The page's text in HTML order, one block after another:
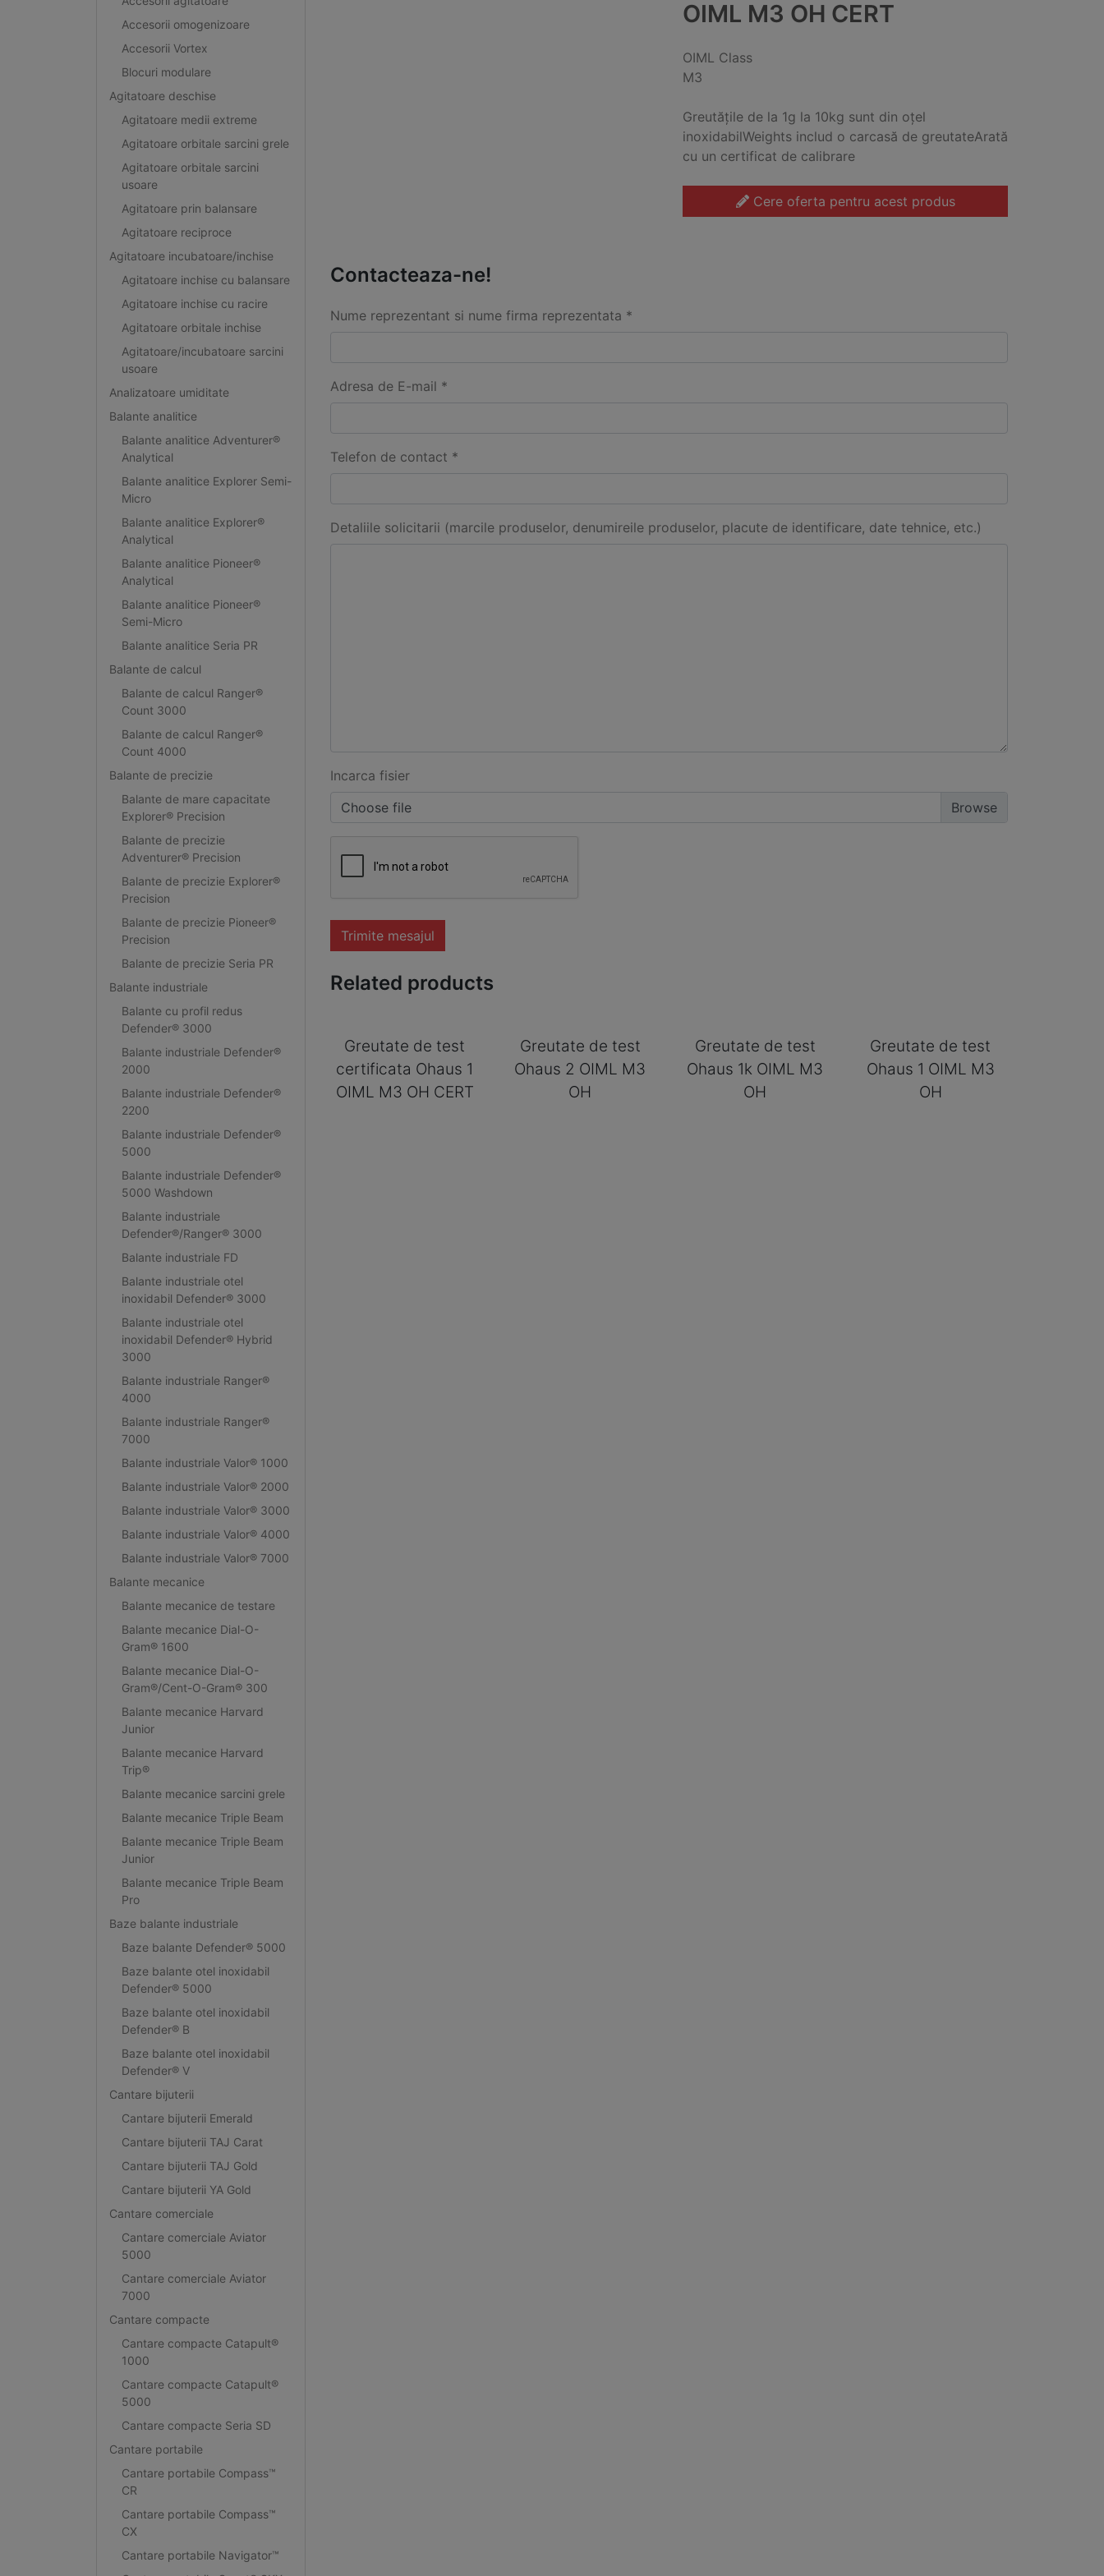
Accesorii omogenizoare
Accesorii Vortex
Blocuri modulare
Agitatoare deschise
Agitatoare medii extreme
Agitatoare orbitale sarcini grele
Agitatoare orbitale sarcini
usoare
Agitatoare prin balansare
Agitatoare reciproce
Agitatoare incubatoare/inchise
Agitatoare inchise cu balansare
Agitatoare inchise cu racire
Agitatoare orbitale inchise
Agitatoare/incubatoare sarcini
usoare
Analizatoare umiditate
Balante analitice
Balante analitice Adventurer®
Analytical
Balante analitice Explorer Semi-
Micro
Balante analitice Explorer®
Analytical
Balante analitice Pioneer®
Analytical
Balante analitice Pioneer®
Semi-Micro
Balante analitice Seria PR
Balante de calcul
Balante de calcul Ranger®
Count 3000
Balante de calcul Ranger®
Count 4000
Balante de precizie
Balante de mare capacitate
Explorer® Precision
Balante de precizie
Adventurer® Precision
Balante de precizie Explorer®
Precision
Balante de precizie Pioneer®
Precision
Balante de precizie Seria PR
Balante industriale
Balante cu profil redus
Defender® 3000
Balante industriale Defender®
2000
Balante industriale Defender®
2200
Balante industriale Defender®
5000
Balante industriale Defender®
5000 Washdown
Balante industriale
Defender®/Ranger® 3000
Balante industriale FD
Balante industriale otel
inoxidabil Defender® 3000
Balante industriale otel
inoxidabil Defender® Hybrid
3000
Balante industriale Ranger®
4000
Balante industriale Ranger®
7000
Balante industriale Valor® 1000
Balante industriale Valor® 2000
Balante industriale Valor® 3000
Balante industriale Valor® 4000
Balante industriale Valor® 7000
Balante mecanice
Balante mecanice de testare
Balante mecanice Dial-O-
Gram® 1600
Balante mecanice Dial-O-
Gram®/Cent-O-Gram® 300
Balante mecanice Harvard
Junior
Balante mecanice Harvard
Trip®
Balante mecanice sarcini grele
Balante mecanice Triple Beam
Balante mecanice Triple Beam
Junior
Balante mecanice Triple Beam
Pro
Baze balante industriale
Baze balante Defender® 5000
Baze balante otel inoxidabil
Defender® 5000
Baze balante otel inoxidabil
Defender® B
Baze balante otel inoxidabil
Defender® V
Cantare bijuterii
Cantare bijuterii Emerald
Cantare bijuterii TAJ Carat
Cantare bijuterii TAJ Gold
Cantare bijuterii YA Gold
Cantare comerciale
Cantare comerciale Aviator
5000
Cantare comerciale Aviator
7000
Cantare compacte
Cantare compacte Catapult®
1000
Cantare compacte Catapult®
5000
Cantare compacte Seria SD
Cantare portabile
Cantare portabile Compass™
CR
Cantare portabile Compass™
CX
Cantare portabile Navigator™
OIML M3 OH CERT
OIML Class
M3
Greutățile de la 1g la 10kg sunt din oțel
inoxidabilWeights includ o carcasă de greutateArată
cu un certificat de calibrare
Cere oferta pentru acest produs
Contacteaza-ne!
Nume reprezentant si nume firma reprezentata *
Adresa de E-mail *
Telefon de contact *
Detaliile solicitarii (marcile produselor, denumireile produselor, placute de identificare, date tehnice, etc.)
Incarca fisier
Choose file
Trimite mesajul
Related products
Greutate de test
certificata Ohaus 1
OIML M3 OH CERT
Greutate de test
Ohaus 2 OIML M3
OH
Greutate de test
Ohaus 1k OIML M3
OH
Greutate de test
Ohaus 1 OIML M3
OH